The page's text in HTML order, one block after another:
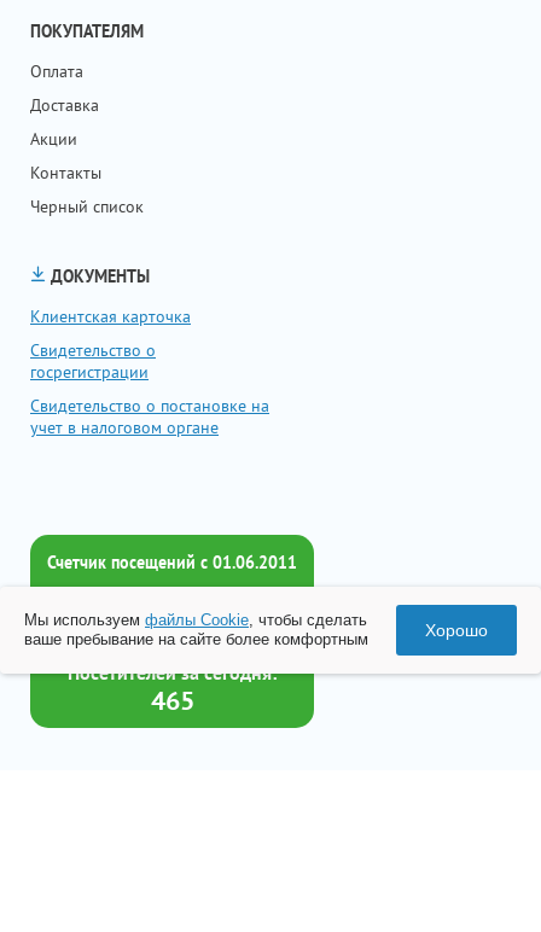
ПОКУПАТЕЛЯМ
Оплата
Доставка
Акции
Контакты
Черный список
ДОКУМЕНТЫ
Клиентская карточка
Свидетельство о
госрегистрации
Свидетельство о постановке на
учет в налоговом органе
Счетчик посещений c 01.06.2011
Всего посетителей:
2017856
Посетителей за сегодня:
465
Мы используем файлы Cookie, чтобы сделать
ваше пребывание на сайте более комфортным
Хорошо